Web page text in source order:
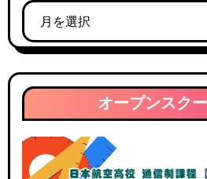
ブ
ロ
グ
ア
ー
カ
イ
ブ
オープンスク